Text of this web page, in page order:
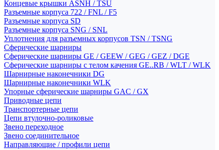
Концевые крышки ASNH / TSU
Разъемные корпуса 722 / FNL / F5
Разъемные корпуса SD
Разъемные корпуса SNG / SNL
Уплотнения для разъемных корпусов TSN / TSNG
Сферические шарниры
Сферические шарниры GE / GEEW / GEG / GEZ / DGE
Сферические шарниры с телом качения GE..RB / WLT / WLK
Шарнирные наконечники DG
Шарнирные наконечники WLK
Упорные сферические шарниры GAC / GX
Приводные цепи
Транспортерные цепи
Цепи втулочно-роликовые
Звено переходное
Звено соединительное
Направляющие / профили цепи